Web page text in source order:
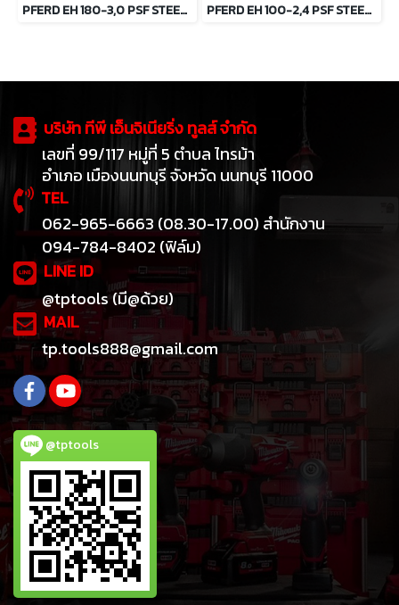
PFERD EH 180-3,0 PSF STEEL ใบตัดเหล็ก 7 นิ้ว ตราม้าลอดห่วง PFERD EH 100-2,4 PSF STEEL/16,0 ใบตัดเหล็ก 4 นิ้ว ตราม้าลอดห่วง
บริษัท ทีพี เอ็นจิเนียริ่ง ทูลส์ จำกัด
เลขที่ 99/117 หมู่ที่ 5 ตำบล ไทรม้า
อำเภอ เมืองนนทบุรี จังหวัด นนทบุรี 11000
TEL
062-965-6663 (08.30-17.00) สำนักงาน
094-784-8402 (ฟิล์ม)
LINE ID
@tptools (มี@ด้วย)
MAIL
tp.tools888@gmail.com
@tptools